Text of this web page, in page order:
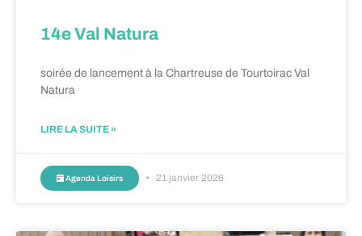
14e Val Natura
soirée de lancement à la Chartreuse de Tourtoirac Val
Natura
LIRE LA SUITE »
Agenda Loisirs 21 janvier 2026